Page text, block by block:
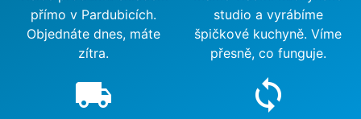
přímo v Pardubicích.
Objednáte dnes, máte
zítra.
studio a vyrábíme
špičkové kuchyně. Víme
přesně, co funguje.
local_shipping sync